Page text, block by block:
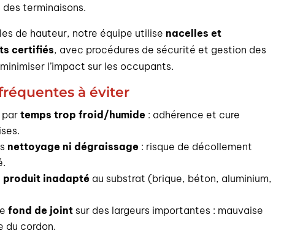
terminaisons.
de hauteur, notre équipe utilise nacelles et
certifiés, avec procédures de sécurité et gestion des
l’impact sur les occupants.
à éviter
partemps trop froid/humide : adhérence et cure
nettoyage ni dégraissage : risque de décollement
produit inadapté au substrat (brique, béton, aluminium,
fond de joint sur des largeurs importantes : mauvaise
du cordon.